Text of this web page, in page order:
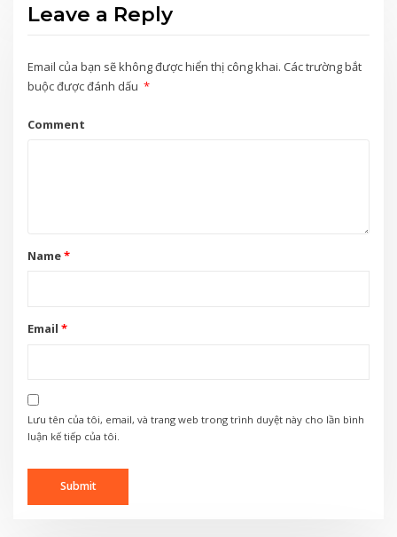
Leave a Reply
Email của bạn sẽ không được hiển thị công khai. Các trường bắt
buộc được đánh dấu *
Comment
Name*
Email *
Lưu tên của tôi, email, và trang web trong trình duyệt này cho lần bình
luận kế tiếp của tôi.